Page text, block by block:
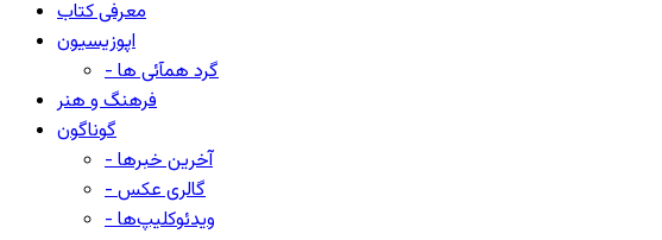
معرفی کتاب
اپوزیسیون
- گرد همآئی ها
فرهنگ و هنر
گوناگون
- آخرین خبرها
- گالری عکس
- ویدئوکلیپ‌ها